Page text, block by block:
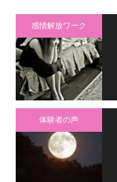
感情解放ワーク
体験者の声